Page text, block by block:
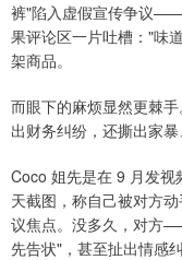
裤"陷入虚假宣传争议
果评论区一片吐槽："味
架商品。
而眼下的麻烦显然更棘
出财务纠纷，还撕出家
Coco 姐先是在 9 月发视
天截图，称自己被对方
议焦点。没多久，对方
先告状"，甚至扯出情感